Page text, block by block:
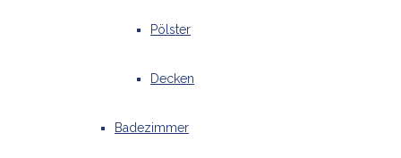
Pölster
Decken
Badezimmer